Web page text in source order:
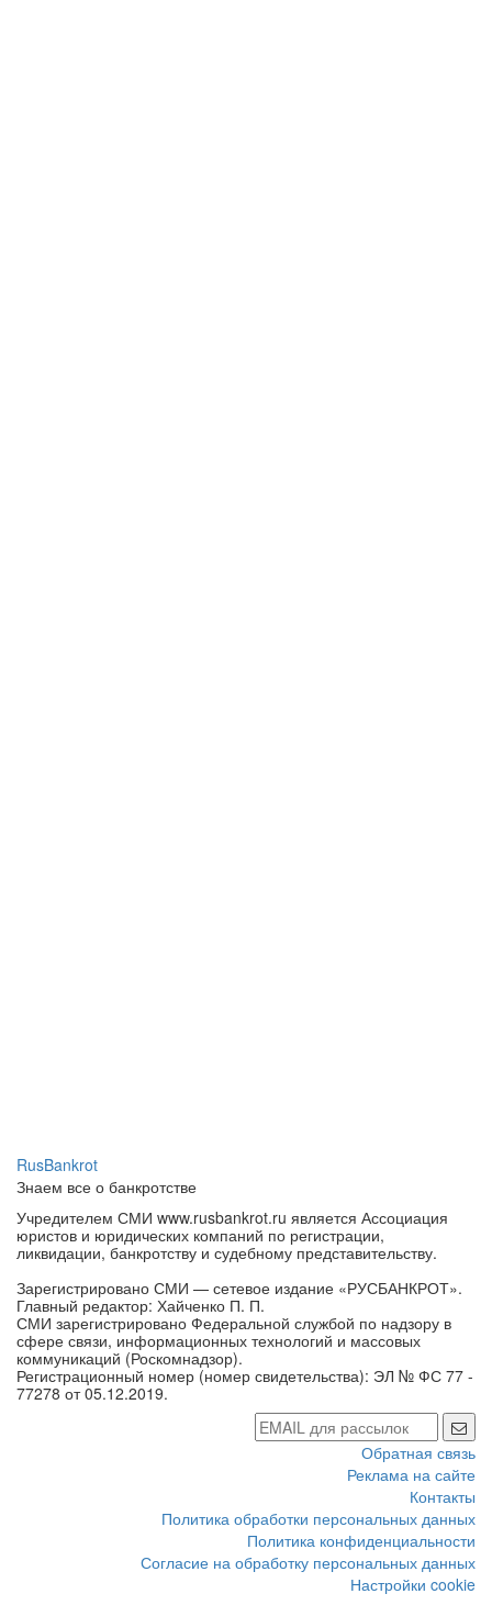
RusBankrot
Знаем все о банкротстве
Учредителем СМИ www.rusbankrot.ru является Ассоциация
юристов и юридических компаний по регистрации,
ликвидации, банкротству и судебному представительству.
Зарегистрировано СМИ — сетевое издание «РУСБАНКРОТ».
Главный редактор: Хайченко П. П.
СМИ зарегистрировано Федеральной службой по надзору в
сфере связи, информационных технологий и массовых
коммуникаций (Роскомнадзор).
Регистрационный номер (номер свидетельства): ЭЛ № ФС 77 -
77278 от 05.12.2019.
Обратная связь
Реклама на сайте
Контакты
Политика обработки персональных данных
Политика конфиденциальности
Согласие на обработку персональных данных
Настройки cookie